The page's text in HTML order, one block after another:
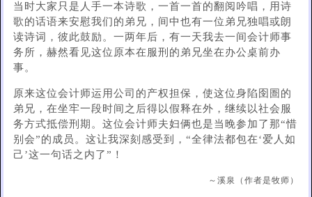
当时大家只是人手一本诗歌，一首一首的翻阅吟唱，用诗
歌的话语来安慰我们的弟兄，间中也有一位弟兄独唱或朗
读诗词，彼此鼓励。一两年后，有一天我去一间会计师事
务所，赫然看见这位原本在服刑的弟兄坐在办公桌前办
事。
原来这位会计师运用公司的产权担保，使这位身陷囹圄的
弟兄，在坐牢一段时间之后得以假释在外，继续以社会服
务方式抵偿刑期。这位会计师夫妇俩也是当晚参加了那“惜
别会”的成员。这让我深刻感受到，“全律法都包在‘爱人如
己’这一句话之内了”！
～溪泉（作者是牧师）